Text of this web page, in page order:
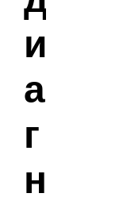
и
а
г
н